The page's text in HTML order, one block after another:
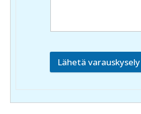
Lähetä varauskysely